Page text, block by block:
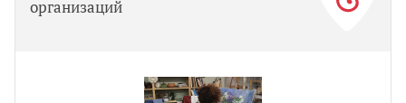
организаций